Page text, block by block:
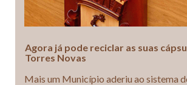
Agora já pode reciclar as suas
Torres Novas
Mais um Município aderiu ao sistema